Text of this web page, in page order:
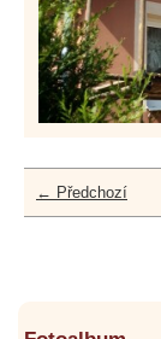
← Předchozí